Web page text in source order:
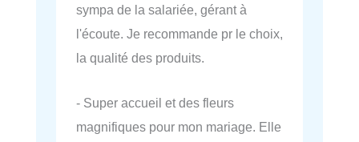
sympa de la salariée, gérant à
l'écoute. Je recommande pr le choix,
la qualité des produits.
- Super accueil et des fleurs
magnifiques pour mon mariage. Elle